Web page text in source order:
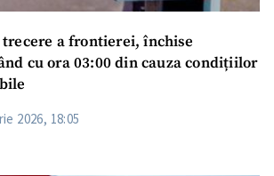
trecere a frontierei, închise
cu ora 03:00 din cauza condițiilor
2026, 18:05